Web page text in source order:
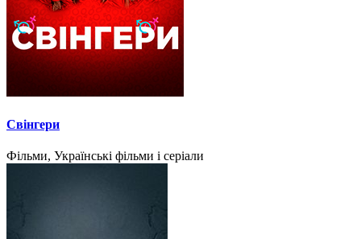
Свінгери
Фільми, Українські фільми і серіали